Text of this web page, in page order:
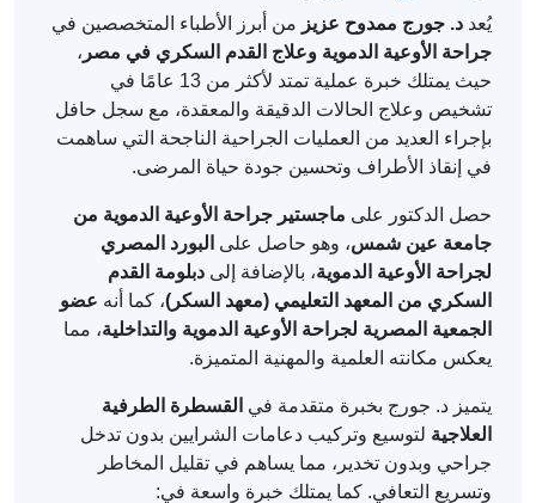
يُعد د. جورج ممدوح عزيز من أبرز الأطباء المتخصصين في
جراحة الأوعية الدموية وعلاج القدم السكري في مصر ،
حيث يمتلك خبرة عملية تمتد لأكثر من 13 عامًا في
تشخيص وعلاج الحالات الدقيقة والمعقدة، مع سجل حافل
بإجراء العديد من العمليات الجراحية الناجحة التي ساهمت
في إنقاذ الأطراف وتحسين جودة حياة المرضى.
حصل الدكتور على ماجستير جراحة الأوعية الدموية من
جامعة عين شمس، وهو حاصل على البورد المصري
لجراحة الأوعية الدموية، بالإضافة إلى دبلومة القدم
السكري من المعهد التعليمي (معهد السكر)، كما أنه عضو
الجمعية المصرية لجراحة الأوعية الدموية والتداخلية، مما
يعكس مكانته العلمية والمهنية المتميزة.
يتميز د. جورج بخبرة متقدمة في القسطرة الطرفية
العلاجية لتوسيع وتركيب دعامات الشرايين بدون تدخل
جراحي وبدون تخدير، مما يساهم في تقليل المخاطر
وتسريع التعافي. كما يمتلك خبرة واسعة في: